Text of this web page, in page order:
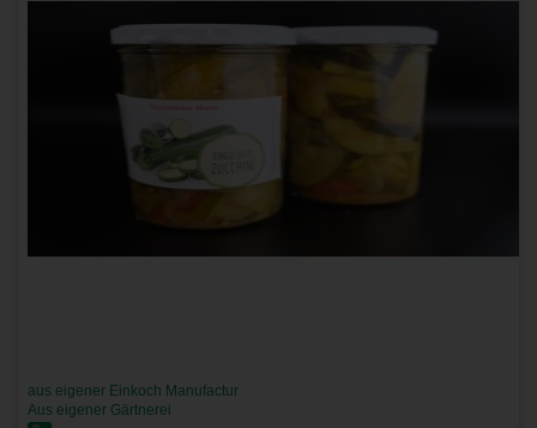
aus eigener Einkoch Manufactur
Aus eigener Gärtnerei